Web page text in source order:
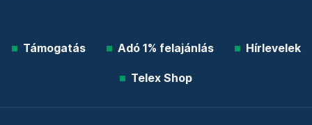
Támogatás Adó 1% felajánlás Hírlevelek
Telex Shop